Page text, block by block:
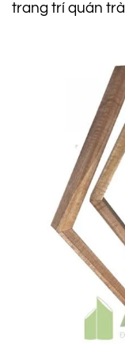
trang trí quán trà